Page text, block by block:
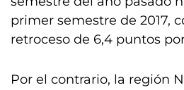
primer semestre de 2017,
retroceso de 6,4 puntos
Por el contrario, la región